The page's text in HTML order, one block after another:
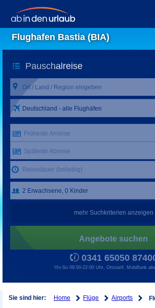
Flughafen Bastia (BIA)
Deutschland - alle Flughäfen
Früheste Anreise
Späteste Abreise
Reisedauer (beliebig)
mehr Suchkriterien anzeigen
Angebote suchen
0341 65050
Mo-So 09:00-22:00 Uhr, Ortstarif, Mobilfunk
Sie sind hier: Home Flüge Airports